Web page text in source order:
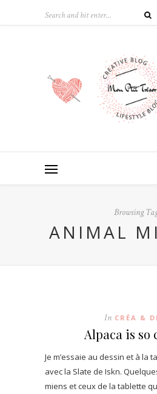
Browsing
ANIMAL
In CRÉA &
Alpaca is so
Je m’essaie au dessin et à la
avec la Slate de Iskn.
miens et ceux de la tablette